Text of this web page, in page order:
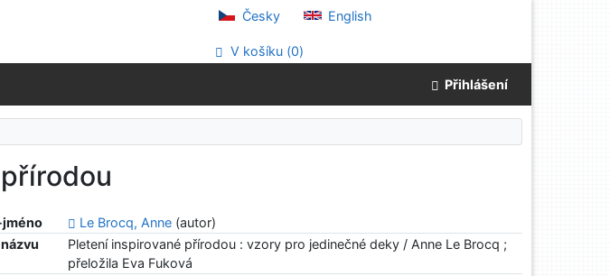
Česky English
V košíku (0)
Přihlášení
Le Brocq, Anne (autor)
Pletení inspirované přírodou : vzory pro jedinečné deky / Anne Le Brocq ;
přeložila Eva Fuková